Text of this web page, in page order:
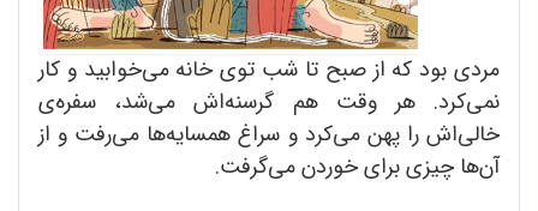
مردی بود که از صبح تا شب توی خانه می‌خوابید و کار
نمی‌کرد. هر وقت هم گرسنه‌اش می‌شد، سفره‌ی
خالی‌اش را پهن می‌کرد و سراغ همسایه‌ها می‌رفت و از
آن‌ها چیزی برای خوردن می‌گرفت.